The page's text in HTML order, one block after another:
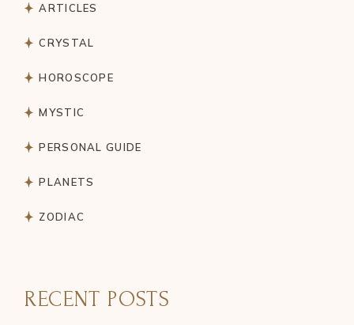
ARTICLES
CRYSTAL
HOROSCOPE
MYSTIC
PERSONAL GUIDE
PLANETS
ZODIAC
RECENT POSTS